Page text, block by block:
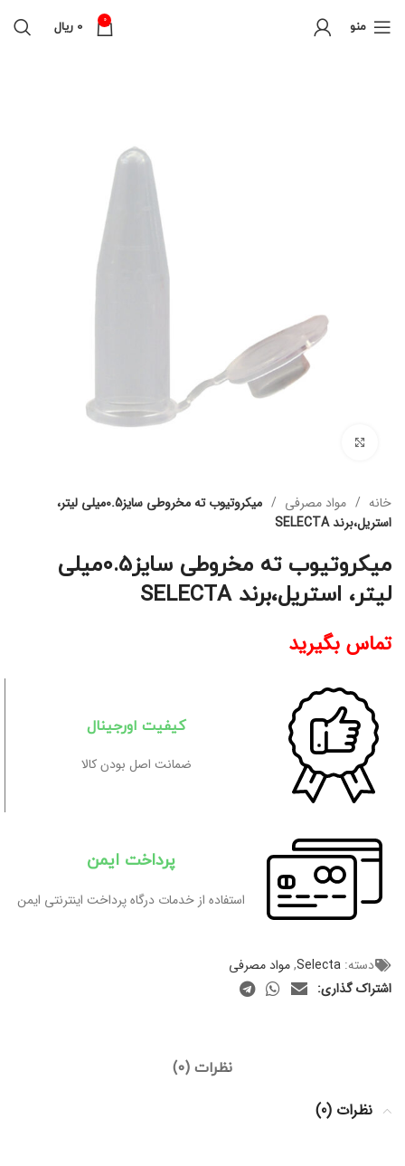
منو 0
0 ریال
خانه مواد مصرفی
ميكروتيوب ته مخروطی سایز0.5میلی لیتر،
استریل،برند SELECTA
ميكروتيوب ته مخروطی سایز0.5میلی
لیتر، استریل،برند SELECTA
تماس بگیرید
کیفیت اورجینال
ضمانت اصل بودن کالا
پرداخت ایمن
استفاده از خدمات درگاه پرداخت اینترنتی ایمن
دسته: Selecta
,مواد مصرفی
اشتراک گذاری:
نظرات (0)
نظرات (0)